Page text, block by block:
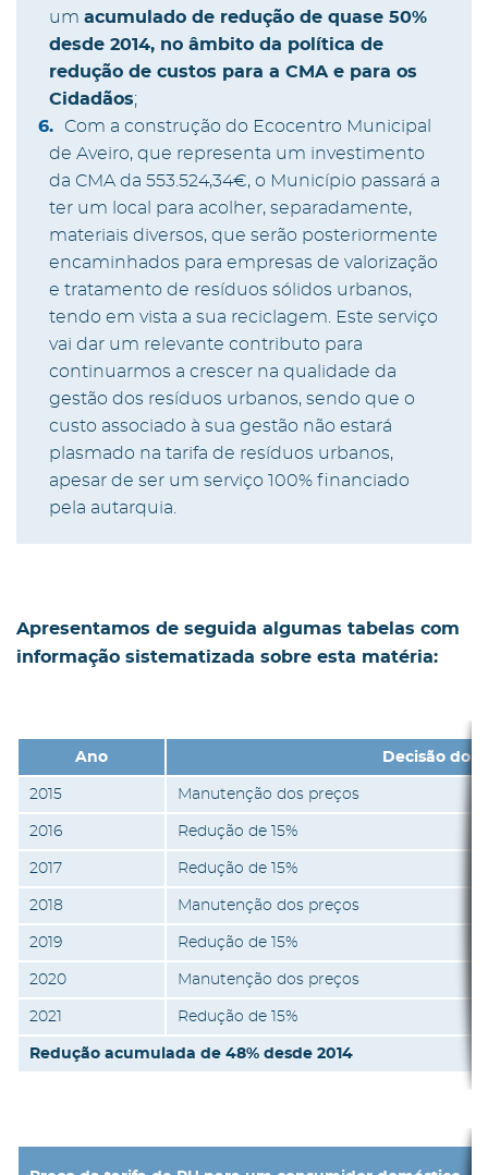
um acumulado de redução de quase 50%
desde 2014, no âmbito da política de
redução de custos para a CMA e para os
Cidadãos;
Com a construção do Ecocentro Municipal
de Aveiro, que representa um investimento
da CMA da 553.524,34€, o Município passará a
ter um local para acolher, separadamente,
materiais diversos, que serão posteriormente
encaminhados para empresas de valorização
e tratamento de resíduos sólidos urbanos,
tendo em vista a sua reciclagem. Este serviço
vai dar um relevante contributo para
continuarmos a crescer na qualidade da
gestão dos resíduos urbanos, sendo que o
custo associado à sua gestão não estará
plasmado na tarifa de resíduos urbanos,
apesar de ser um serviço 100% financiado
pela autarquia.
Apresentamos de seguida algumas tabelas com
informação sistematizada sobre esta matéria:
Ano Decisão do
2015 Manutenção dos preços
2016 Redução de 15%
2017 Redução de 15%
2018 Manutenção dos preços
2019 Redução de 15%
2020 Manutenção dos preços
2021 Redução de 15%
Redução acumulada de 48% desde 2014